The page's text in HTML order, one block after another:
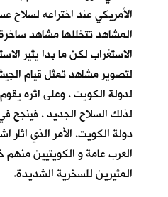
الأمريكي عند اختراعه
المشاهد تتخللها مشاهد
الاستغراب لكن ما بدا يثير
لتصوير مشاهد تمثل قيام
لدولة الكويت . وعلى اثره
لذلك السلاح الجديد . فينجح
دولة الكويت. الأمر الذي اثار
العرب عامة و الكويتيين منهم
المثيرين للسخرية الشديدة.